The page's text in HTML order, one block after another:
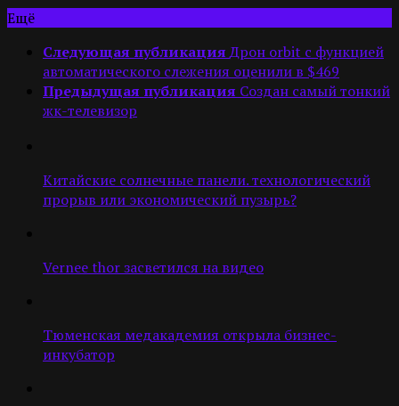
Ещё
Следующая публикация Дрон orbit с функцией
автоматического слежения оценили в $469
Предыдущая публикация Cоздан самый тонкий
жк-телевизор
Китайские солнечные панели. технологический
прорыв или экономический пузырь?
Vernee thor засветился на видео
Тюменская медакадемия открыла бизнес-
инкубатор